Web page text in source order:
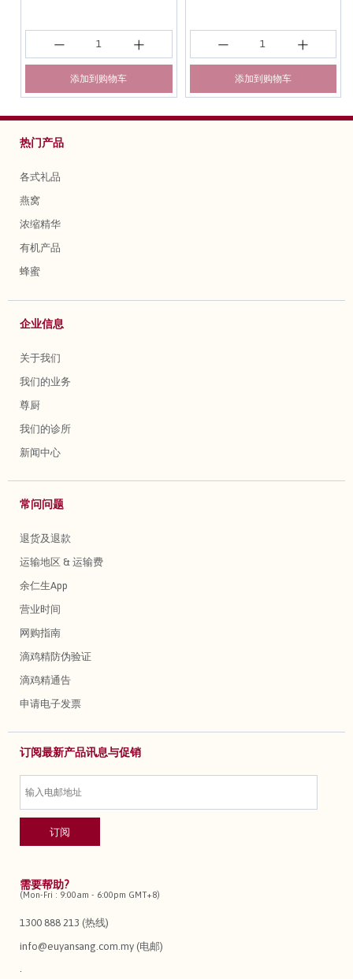
添加到购物车 添加到购物车
热门产品
各式礼品
燕窝
浓缩精华
有机产品
蜂蜜
企业信息
关于我们
我们的业务
尊厨
我们的诊所
新闻中心
常问问题
退货及退款
运输地区 & 运输费
余仁生App
营业时间
网购指南
滴鸡精防伪验证
滴鸡精通告
申请电子发票
订阅最新产品讯息与促销
需要帮助?
(Mon-Fri : 9:00am - 6:00pm GMT+8)
1300 888 213 (热线)
info@euyansang.com.my (电邮)